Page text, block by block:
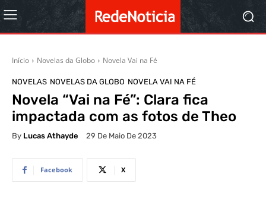
Início Novelas da Globo Novela Vai na Fé
NOVELAS NOVELAS DA GLOBO NOVELA VAI NA FÉ
Novela “Vai na Fé”: Clara fica
impactada com as fotos de Theo
By Lucas Athayde 29 De Maio De 2023
Facebook X